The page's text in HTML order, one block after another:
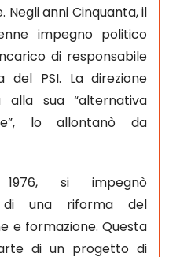
Negli anni Cinquanta, il
impegno politico
di responsabile
del PSI. La direzione
alla sua “alternativa
lo allontanò da
si impegnò
di una riforma del
e formazione. Questa
di un progetto di